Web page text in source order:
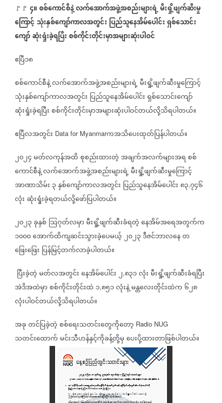
🚩🚩 ၄။စစ်ကောင်စီနဲ့လက်အောက်အဖွဲ့အစည်းများရဲ့မီးရှို့ဖျက်ဆီးမှု
ကြောင့်သုံးနှစ်ကျော်ကာလအတွင်း ပြည်သူနေအိမ်ပေါင်းရှစ်သောင်း
ကျော်ဆုံးရှုံးခဲ့ရပြီးစစ်ကိုင်းတိုင်းမှာအများဆုံးပါဝင်
ဧပြီ၁၈
စစ်ကောင်စီနဲ့လက်အောက်အဖွဲ့အစည်းများရဲ့မီးရှို့ဖျက်ဆီးမှုကြောင့်
သုံးနှစ်ကျော်ကာလအတွင်း ပြည်သူနေအိမ်ပေါင်းရှစ်သောင်းကျော်
ဆုံးရှုံးခဲ့ရပြီးစစ်ကိုင်းတိုင်းမှာအများဆုံးပါဝင်တယ်လို့သိရပါတယ်။
ဧပြီလအတွင်း Data for Myanmarကအသိပေးထုတ်ပြန်ပါတယ်။
၂၀၂၄မတ်လကုန်အထိစုစည်းထားတဲ့အချက်အလက်များအရစစ်
ကောင်စီနဲ့လက်အောက်အဖွဲ့အစည်းများရဲ့မီးရှို့ဖျက်ဆီးမှုကြောင့်
အာဏာသိမ်း ၃နှစ်ကျော်ကာလအတွင်း ပြည်သူနေအိမ်ပေါင်း၈၃,၇၄၆
လုံးဆုံးရှုံးခဲ့ရတယ်လို့ဖော်ပြပါတယ်။
၂၀၂၃ခုနှစ် ဩဂုတ်လမှာမီးရှို့ဖျက်ဆီးခံရတဲ့နေအိမ်အရေအတွက်က
၁၀၀၀အောက်ထိကျဆင်းသွားခဲ့ပေမယ့်၂၀၂၃ဒီဇင်ဘာလနေတ
ဖြေးဖြေး ပြန်မြင့်တက်လာခဲ့ပါတယ်။
ပြီးခဲ့တဲ့မတ်လအတွင်းနေအိမ်ပေါင်း၂,၈၃၁လုံးမီးရှို့ဖျက်ဆီးခံရပြီး
အဲဒိအထဲမှာစစ်ကိုင်းတိုင်းထဲ ၁,၈၅၁လုံးနဲ့မန္တလေးတိုင်းထဲက ၆၂၈
လုံးပါဝင်တယ်လို့သိရပါတယ်။
အခုတင်ပြခဲ့တဲ့စစ်ရေးသတင်း‌တွေကိုတော့ Radio NUG
သတင်းထောက်မင်းသီဟန်နှင့်ကိုခန့်တို့မှပေးပို့ထားတာဖြစ်ပါတယ်။